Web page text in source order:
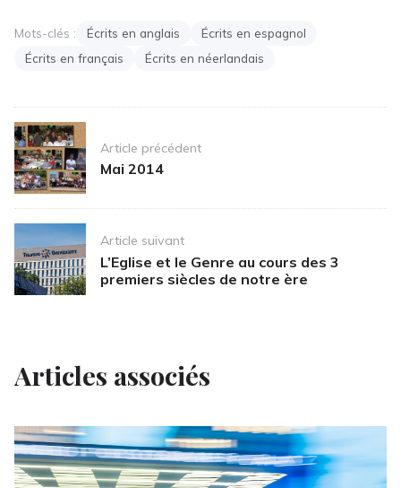
Mots-clés : Écrits en anglais
Écrits en espagnol
Écrits en français
Écrits en néerlandais
Post
navigationArticle précédent
Mai 2014
Article suivant
L’Eglise et le Genre au cours des 3
premiers siècles de notre ère
Articles associés